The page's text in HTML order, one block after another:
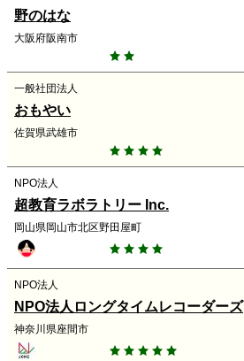
野のはな
大阪府阪南市
一般社団法人
おもやい
佐賀県武雄市
NPO法人
超教育ラボラトリー Inc.
岡山県岡山市北区野田屋町
NPO法人
NPO法人ロングタイムレコーダーズ
神奈川県座間市